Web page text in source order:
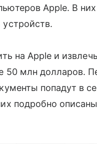
Apple. В
устройств.
на Apple и
50 млн долларов.
попадут в
подробно